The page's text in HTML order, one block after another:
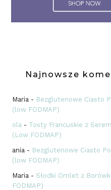
Najnowsze
Maria - Bezglutenowe Ciasto
(low FODMAP)
ola - Tosty Francuskie z
(Low FODMAP)
ania - Bezglutenowe Ciasto
(low FODMAP)
Maria - Słodki Omlet z
FODMAP)